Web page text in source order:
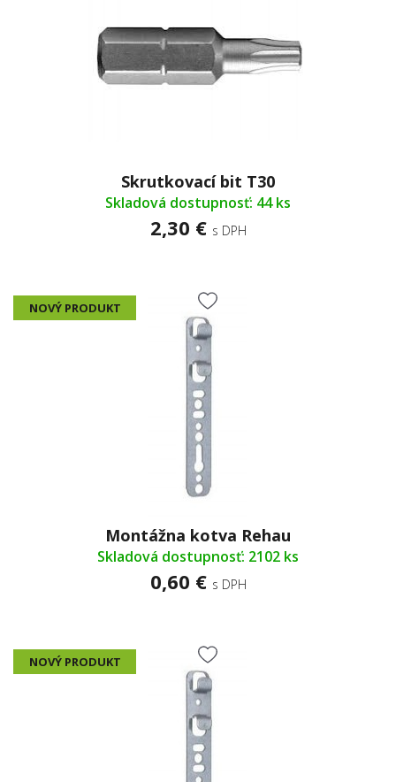
Skrutkovací bit T30
Skladová dostupnosť: 44 ks
2,30 € s DPH
NOVÝ PRODUKT
Montážna kotva Rehau
Skladová dostupnosť: 2102 ks
0,60 € s DPH
NOVÝ PRODUKT